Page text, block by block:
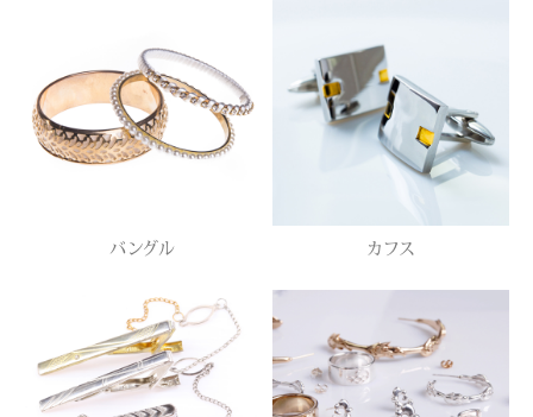
バングル カフス